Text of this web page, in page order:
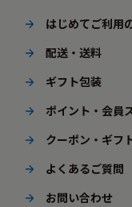
はじめてご利用
配送・送料
ギフト包装
ポイント・会員
クーポン・ギフ
よくあるご質問
お問い合わせ